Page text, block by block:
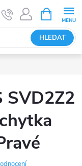
HLEDAT
NÁKUPNÍ
KOŠÍK
SVD2Z2